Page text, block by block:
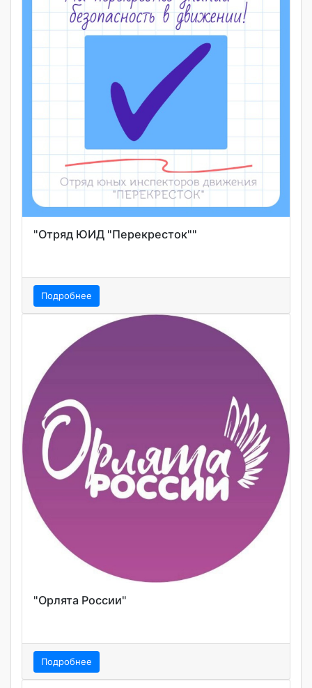
"Отряд ЮИД "Перекресток""
Подробнее
"Орлята России"
Подробнее